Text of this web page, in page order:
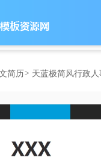
简历> 天蓝极简风行政